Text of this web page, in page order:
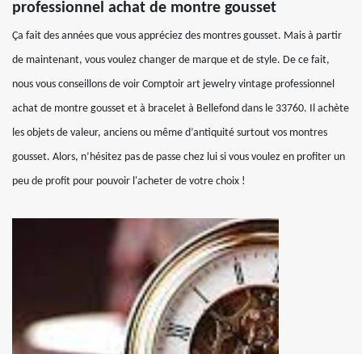
professionnel achat de montre gousset
Ça fait des années que vous appréciez des montres gousset. Mais à partir
de maintenant, vous voulez changer de marque et de style. De ce fait,
nous vous conseillons de voir Comptoir art jewelry vintage professionnel
achat de montre gousset et à bracelet à Bellefond dans le 33760. Il achète
les objets de valeur, anciens ou même d’antiquité surtout vos montres
gousset. Alors, n’hésitez pas de passe chez lui si vous voulez en profiter un
peu de profit pour pouvoir l'acheter de votre choix !